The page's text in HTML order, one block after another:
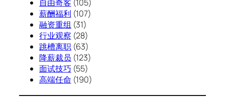
自由奇客 (105)
薪酬福利 (107)
融资重组 (31)
行业观察 (28)
跳槽离职(63)
降薪裁员 (123)
面试技巧 (55)
高端任命 (190)